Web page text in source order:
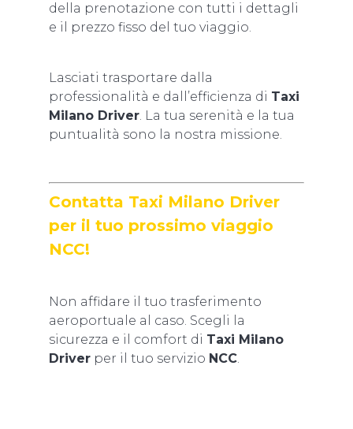
della prenotazione con tutti i dettagli
e il prezzo fisso del tuo viaggio.
Lasciati trasportare dalla
professionalità e dall’efficienza di Taxi
Milano Driver. La tua serenità e la tua
puntualità sono la nostra missione.
Contatta Taxi Milano Driver
per il tuo prossimo viaggio
NCC!
Non affidare il tuo trasferimento
aeroportuale al caso. Scegli la
sicurezza e il comfort di Taxi Milano
Driver per il tuo servizio NCC.